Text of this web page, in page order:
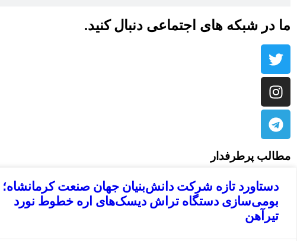
ما در شبکه های اجتماعی دنبال کنید.
مطالب پرطرفدار
دستاورد تازه شرکت دانش‌بنیان جهان صنعت کرمانشاه؛
بومی‌سازی دستگاه تراش دیسک‌های اره خطوط نورد
تیرآهن